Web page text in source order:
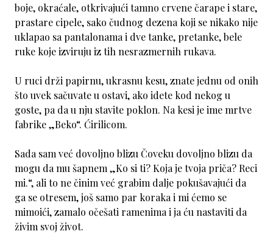
boje, okraćale, otkrivajući tamno crvene čarape i stare,
prastare cipele, sako čudnog dezena koji se nikako nije
uklapao sa pantalonama i dve tanke, pretanke, bele
ruke koje izviruju iz tih nesrazmernih rukava.
U ruci drži papirnu, ukrasnu kesu, znate jednu od onih
što uvek sačuvate u ostavi, ako idete kod nekog u
goste, pa da u nju stavite poklon. Na kesi je ime mrtve
fabrike „Beko“. Ćirilicom.
Sada sam već dovoljno blizu Čoveku dovoljno blizu da
mogu da mu šapnem „Ko si ti? Koja je tvoja priča? Reci
mi.“, ali to ne činim već grabim dalje pokušavajući da
ga se otresem, još samo par koraka i mi ćemo se
mimoići, zamalo očešati ramenima i ja ću nastaviti da
živim svoj život.